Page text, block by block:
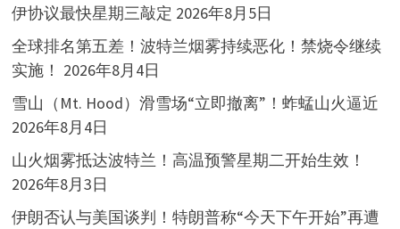
伊协议最快星期三敲定 2026年8月5日
全球排名第五差！波特兰烟雾持续恶化！禁烧令继续
实施！ 2026年8月4日
雪山（Mt. Hood）滑雪场“立即撤离”！蚱蜢山火逼近
2026年8月4日
山火烟雾抵达波特兰！高温预警星期二开始生效！
2026年8月3日
伊朗否认与美国谈判！特朗普称“今天下午开始”再遭